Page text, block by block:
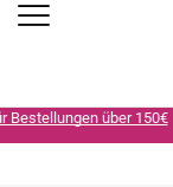
Am selben Tag